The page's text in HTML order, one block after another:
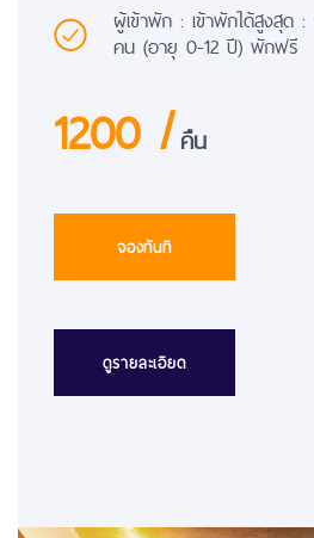
ผู้เข้าพัก : เข้าพักได้สูงสุ
คน (อายุ 0-12 ปี) พักฟรี
1200 /คืน
จองทันที
ดูรายละเอียด